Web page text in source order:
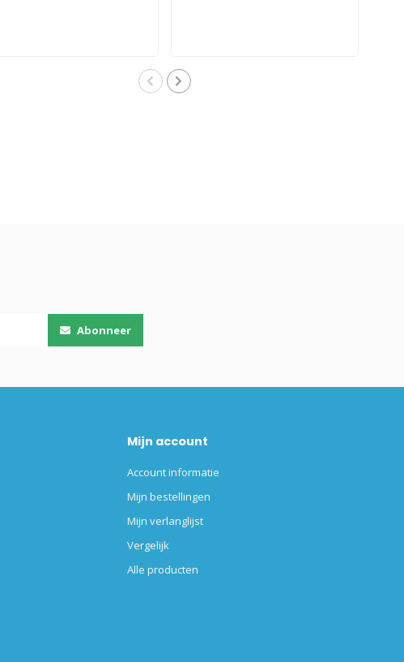
Abonneer
Mijn account
Account informatie
Mijn bestellingen
Mijn verlanglijst
Vergelijk
Alle producten